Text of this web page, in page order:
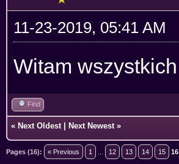
11-23-2019, 05:41 AM
Witam wszystkich
Find
« Next Oldest Next Newest »
Pages (16): « Previous 1 12 13 14 15 16